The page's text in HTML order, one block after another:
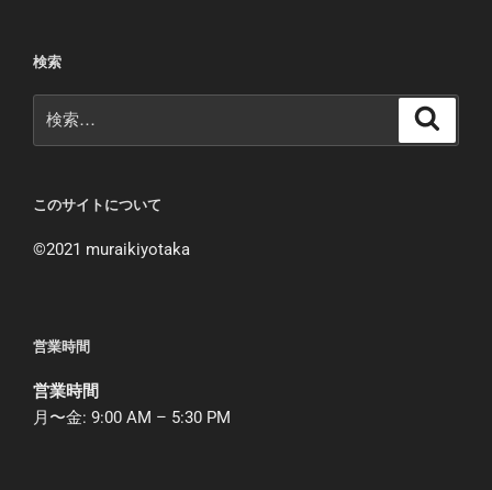
検索
索:
このサイトについて
©︎2021 muraikiyotaka
営業時間
営業時間
月〜金: 9:00 AM – 5:30 PM